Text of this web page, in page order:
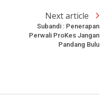
Next article
Subandi : Penerapan
Perwali ProKes Jangan
Pandang Bulu